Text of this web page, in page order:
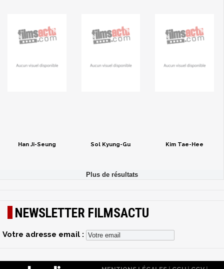
Han Ji-Seung Sol Kyung-Gu Kim Tae-Hee
NEWSLETTER FILMSACTU
Votre adresse email :